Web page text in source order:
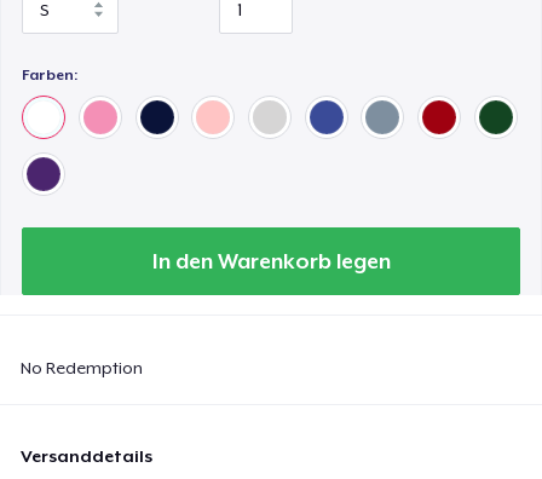
Farben:
In den Warenkorb legen
No Redemption
Versanddetails